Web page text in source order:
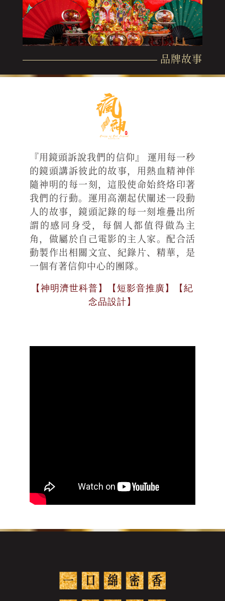
品牌故事
『用鏡頭訴說我們的信仰』 運用每一秒
的鏡頭講訴彼此的故事，用熱血精神伴
隨神明的每一刻，這股使命始終烙印著
我們的行動。運用高潮起伏闡述一段動
人的故事，鏡頭記錄的每一刻堆疊出所
謂的感同身受，每個人都值得做為主
角，做屬於自己電影的主人家。配合活
動製作出相關文宣、紀錄片、精華，是
一個有著信仰中心的團隊。
【神明濟世科普】【短影音推廣】【紀
念品設計】